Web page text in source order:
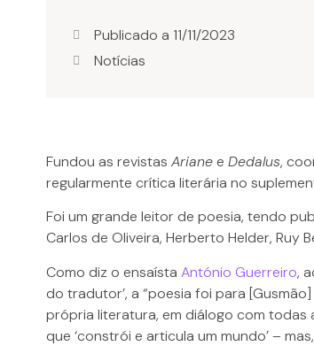
Publicado a 11/11/2023
Notícias
Fundou as revistas Ariane e Dedalus,
regularmente crítica literária no
Foi um grande leitor de poesia, tendo
Carlos de Oliveira, Herberto Helder, Ruy
Como diz o ensaísta António Guerreiro,
do tradutor’, a “poesia foi para
própria literatura, em diálogo com todas
que ‘constrói e articula um mundo’ –